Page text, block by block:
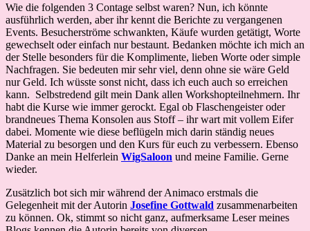
Wie die folgenden 3 Contage selbst waren? Nun, ich könnte
ausführlich werden, aber ihr kennt die Berichte zu vergangenen
Events. Besucherströme schwankten, Käufe wurden getätigt, Worte
gewechselt oder einfach nur bestaunt. Bedanken möchte ich mich an
der Stelle besonders für die Komplimente, lieben Worte oder simple
Nachfragen. Sie bedeuten mir sehr viel, denn ohne sie wäre Geld
nur Geld. Ich wüsste sonst nicht, dass ich euch auch so erreichen
kann. Selbstredend gilt mein Dank allen Workshopteilnehmern. Ihr
habt die Kurse wie immer gerockt. Egal ob Flaschengeister oder
brandneues Thema Konsolen aus Stoff – ihr wart mit vollem Eifer
dabei. Momente wie diese beflügeln mich darin ständig neues
Material zu besorgen und den Kurs für euch zu verbessern. Ebenso
Danke an mein Helferlein WigSaloon und meine Familie. Gerne
wieder.
Zusätzlich bot sich mir während der Animaco erstmals die
Gelegenheit mit der Autorin Josefine Gottwald zusammenarbeiten
zu können. Ok, stimmt so nicht ganz, aufmerksame Leser meines